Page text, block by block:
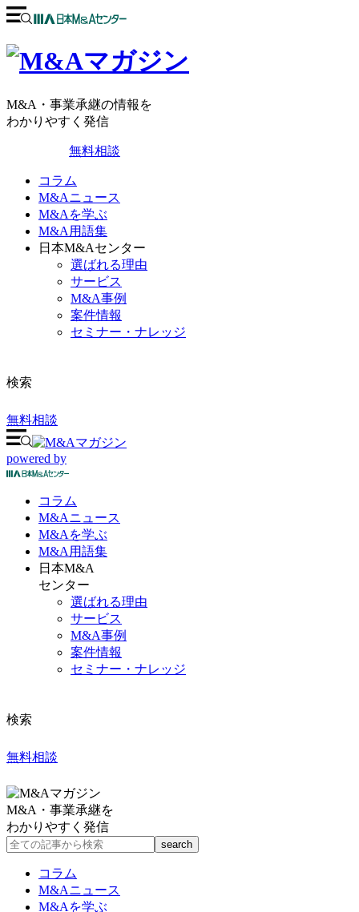
M&A・事業承継の情報を
わかりやすく発信
無料相談
コラム
M&Aニュース
M&Aを学ぶ
M&A用語集
日本M&Aセンター
選ばれる理由
サービス
M&A事例
案件情報
セミナー・ナレッジ
検索
無料相談
powered by
コラム
M&Aニュース
M&Aを学ぶ
M&A 用語集
日本M&A
センター
選ばれる理由
サービス
M&A事例
案件情報
セミナー・ナレッジ
検索
無料相談
M&A・事業承継を
わかりやすく発信
コラム
M&Aニュース
M&Aを学ぶ